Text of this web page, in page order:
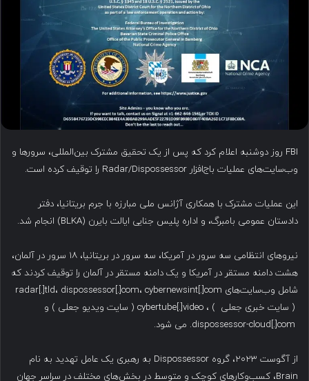
FBI روز دوشنبه اعلام کرد که پس از یک تحقیق مشترک بین‌المللی، سرورها و
وب‌سایت‌های عملیات باج‌افزار Radar/Dispossessor را توقیف کرده است.
این عملیات مشترک با همکاری آژانس ملی مبارزه با جرم بریتانیا، دفتر
دادستان عمومی بامبرگ، و اداره پلیس جنایی ایالت بایرن (BLKA) انجام شد.
نیروهای انتظامی سه سرور در آمریکا، سه سرور در بریتانیا، ۱۸ سرور در آلمان،
هشت دامنه مستقر در آمریکا و یک دامنه مستقر در آلمان را توقیف کردند که
شامل وب‌سایت‌های radar[.]tld، dispossessor[.]com، cybernewsint[.]com
( سایت خبری جعلی ) ، cybertube[.]video ( سایت ویدیو جعلی ) و
از آگوست ۲۰۲۳، گروه Dispossessor به رهبری یک عامل تهدید به نام
Brain، کسب‌وکارهای کوچک و متوسط در بخش‌های مختلف در سراسر جهان